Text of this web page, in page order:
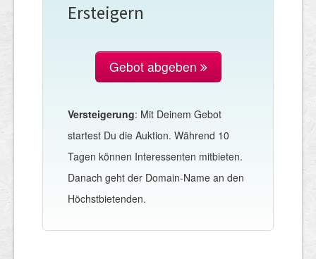
Ersteigern
Gebot abgeben
Versteigerung: Mit Deinem Gebot
startest Du die Auktion. Während 10
Tagen können Interessenten mitbieten.
Danach geht der Domain-Name an den
Höchstbietenden.